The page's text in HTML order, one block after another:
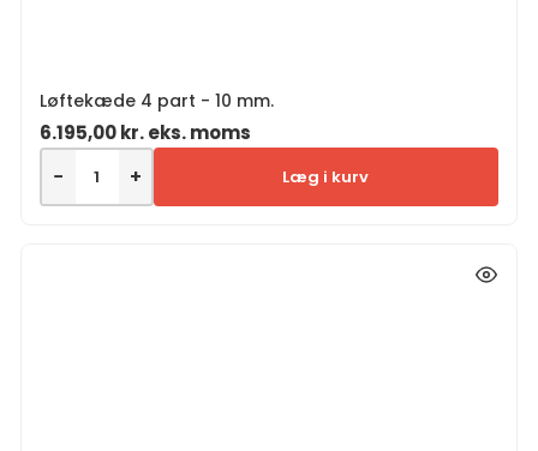
Løftekæde 4 part - 10 mm.
6.195,00kr.eks. moms
− + Læg i kurv